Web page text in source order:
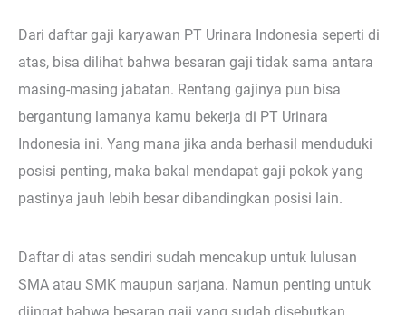
Dari daftar gaji karyawan PT Urinara Indonesia seperti di
atas, bisa dilihat bahwa besaran gaji tidak sama antara
masing-masing jabatan. Rentang gajinya pun bisa
bergantung lamanya kamu bekerja di PT Urinara
Indonesia ini. Yang mana jika anda berhasil menduduki
posisi penting, maka bakal mendapat gaji pokok yang
pastinya jauh lebih besar dibandingkan posisi lain.
Daftar di atas sendiri sudah mencakup untuk lulusan
SMA atau SMK maupun sarjana. Namun penting untuk